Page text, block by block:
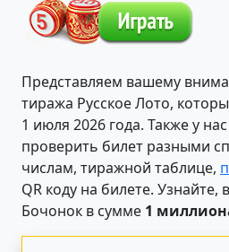
Представляем вашему
тиража Русское Лото,
1 июля 2026 года. Также у
проверить билет разными
числам, тиражной таблице,
QR коду на билете. Узнайте,
Бочонок в сумме 1